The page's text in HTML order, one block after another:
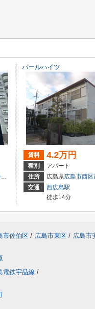
２丁目1-18
パールハイツ
賃料 4.2万円
種別
アパート
住所
広島県広島市西区
交通
西広島駅
徒歩14分
市佐伯区 / 広島市東区 / 広島市
電鉄宇品線 /